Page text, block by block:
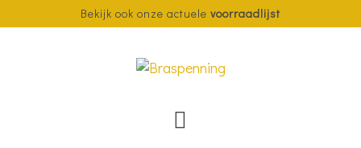
Bekijk ook onze actuele voorraadlijst